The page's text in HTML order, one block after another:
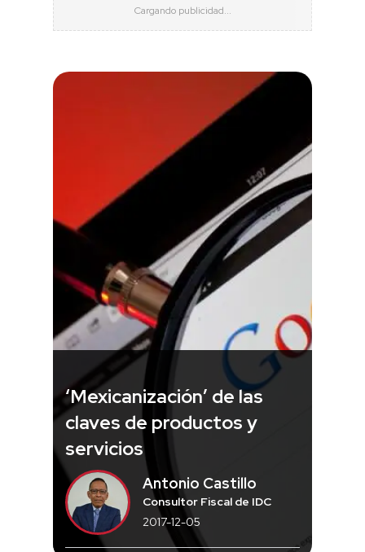
‘Mexicanización’ de las
claves de productos y
servicios
Antonio Castillo
Consultor Fiscal de IDC
2017-12-05